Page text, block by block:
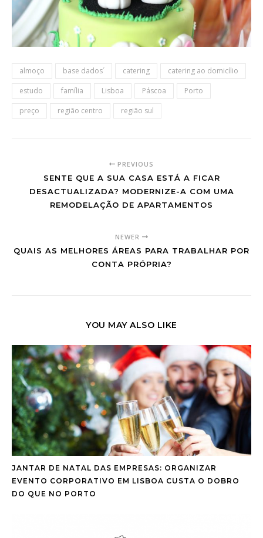
almoço base dados´ catering
catering ao domicílio
estudo
família Lisboa Páscoa
Porto
preço
região centro região sul
PREVIOUS
SENTE QUE A SUA CASA ESTÁ A FICAR
DESACTUALIZADA? MODERNIZE-A COM UMA
REMODELAÇÃO DE APARTAMENTOS
NEWER
QUAIS AS MELHORES ÁREAS PARA TRABALHAR POR
CONTA PRÓPRIA?
YOU MAY ALSO LIKE
JANTAR DE NATAL DAS EMPRESAS: ORGANIZAR
EVENTO CORPORATIVO EM LISBOA CUSTA O DOBRO
DO QUE NO PORTO